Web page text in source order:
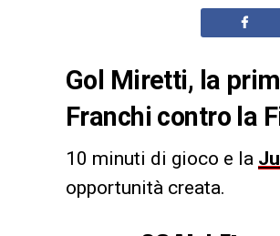
Gol Miretti, la
Franchi contro la
10 minuti di gioco e la
opportunità creata.